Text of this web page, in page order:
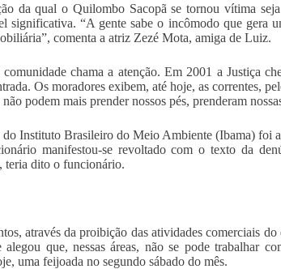
da qual o Quilombo Sacopã se tornou vítima
significativa. “A gente sabe o incômodo que gera
comenta a atriz Zezé Mota, amiga de Luiz.
chama a atenção. Em 2001 a Justiça
Os moradores exibem, até hoje, as correntes,
podem mais prender nossos pés, prenderam
Instituto Brasileiro do Meio Ambiente (Ibama) foi
manifestou-se revoltado com o texto da
teria dito o funcionário.
através da proibição das atividades comerciais
que, nessas áreas, não se pode trabalhar
uma feijoada no segundo sábado do mês.